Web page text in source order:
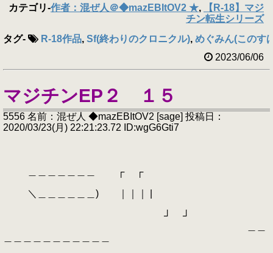
カテゴリ-作者：混ぜ人＠◆mazEBItOV2 ★,
【R-18】マジ
チン転生シリーズ
タグ- R-18作品, Sf(終わりのクロニクル), めぐみん(このす
2023/06/06
マジチンEP２ １５
5556 名前：混ぜ人 ◆mazEBItOV2 [sage] 投稿日：
2020/03/23(月) 22:21:23.72 ID:wgG6Gti7
＿＿＿＿＿＿＿ ┌ ┌
＼＿＿＿＿＿＿) ｜｜｜ |
┘ ┘